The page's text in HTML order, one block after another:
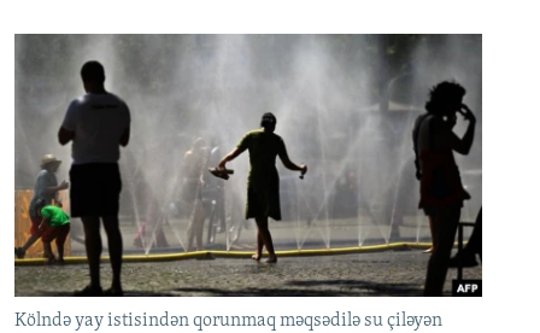
Kölndə yay istisindən qorunmaq məqsədilə su çiləyən